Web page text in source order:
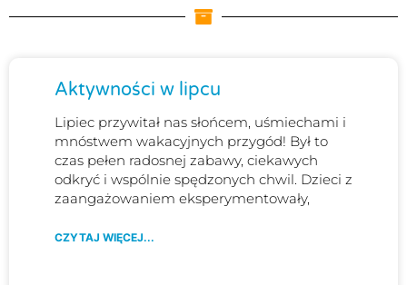
Aktywności w lipcu
Lipiec przywitał nas słońcem, uśmiechami i
mnóstwem wakacyjnych przygód! Był to
czas pełen radosnej zabawy, ciekawych
odkryć i wspólnie spędzonych chwil. Dzieci z
zaangażowaniem eksperymentowały,
CZYTAJ WIĘCEJ...